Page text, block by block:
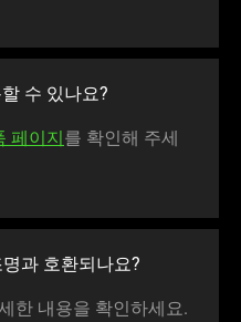
수 있나요?
페이지를 확인해 주세
과 호환되나요?
한 내용을 확인하세요.